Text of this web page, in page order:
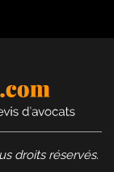
droits réservés.